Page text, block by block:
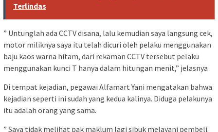
Terlindas
” Untunglah ada CCTV disana, lalu kemudian saya langsung cek,
motor miliknya saya itu telah dicuri oleh pelaku menggunakan
baju kaos warna hitam, dari rekaman CCTV tersebut pelaku
menggunakan kunci T hanya dalam hitungan menit,” jelasnya
Di tempat kejadian, pegawai Alfamart Yani mengatakan bahwa
kejadian seperti ini sudah yang kedua kalinya. Diduga pelakunya
itu adalah orang yang sama.
” Saya tidak melihat pak maklum lagi sibuk melayani pembeli.